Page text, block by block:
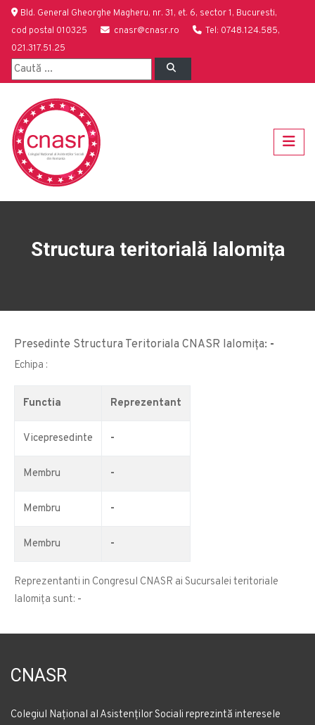
Bld. General Gheorghe Magheru, nr. 31, et. 6, sector 1, Bucuresti,
cod postal 010325
cnasr@cnasr.ro
Tel: 0748.124.585,
021.317.51.25
Structura teritorială Ialomița
Presedinte Structura Teritoriala CNASR Ialomița: -
Echipa :
Functia Reprezentant
Vicepresedinte -
Membru -
Membru -
Membru -
Reprezentanti in Congresul CNASR ai Sucursalei teritoriale
Ialomița sunt: -
CNASR
Colegiul Național al Asistenților Sociali reprezintă interesele